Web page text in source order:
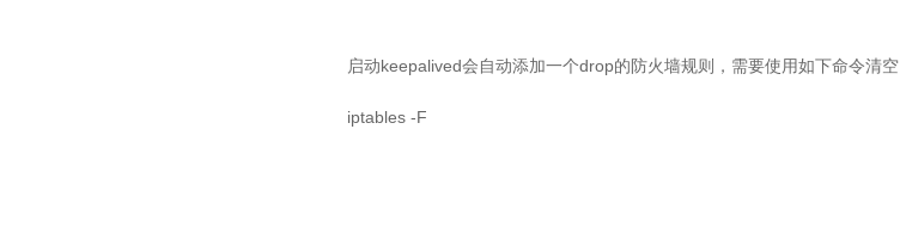
启动keepalived会自动添加一个drop的防火墙规则，需要使用如下命令清空
iptables -F